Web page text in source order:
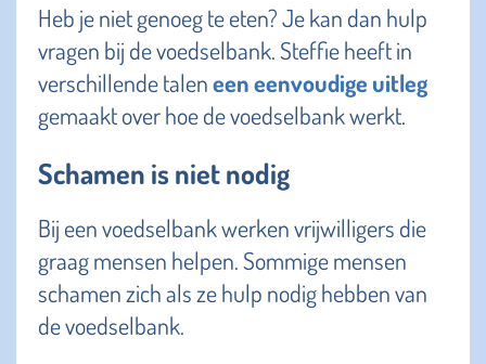
Heb je niet genoeg te eten? Je kan dan hulp
vragen bij de voedselbank. Steffie heeft in
verschillende taleneen eenvoudige uitleg
gemaakt over hoe de voedselbank werkt.
Schamen is niet nodig
Bij een voedselbank werken vrijwilligers die
graag mensen helpen. Sommige mensen
schamen zich als ze hulp nodig hebben van
de voedselbank.